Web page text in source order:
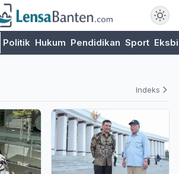
Politik Hukum Pendidikan Sport
Indeks